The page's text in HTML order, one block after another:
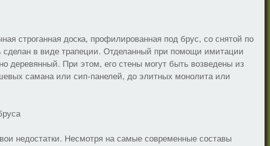
строганная доска, профилированная под брус, со снятой по
в виде трапеции. Отделанный при помощи имитации
деревянный. При этом, его стены могут быть возведены из
самана или сип-панелей, до элитных монолита или
недостатки. Несмотря на самые современные составы